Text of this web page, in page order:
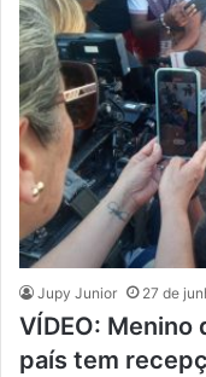
Jupy Junior 27 de
VÍDEO:
país tem